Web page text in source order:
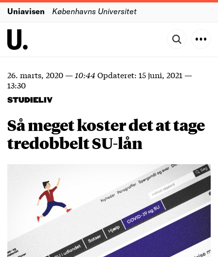
Uniavisen Københavns Universitet
26. marts, 2020— 10:44 Opdateret: 15 juni, 2021 —
13:30
STUDIELIV
Så meget koster det at tage
tredobbelt SU-lån